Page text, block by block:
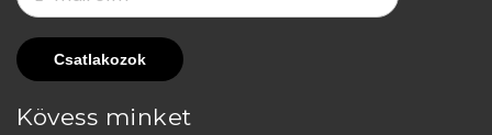
Kövess minket